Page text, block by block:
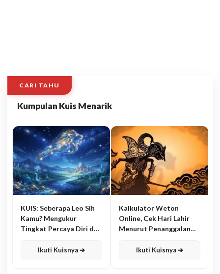
CARI TAHU
Kumpulan Kuis Menarik
KUIS: Seberapa Leo Sih
Kamu? Mengukur
Tingkat Percaya Diri dan
Ikuti Kuisnya ➔
Kalkulator Weton
Online, Cek Hari Lahir
Menurut Penanggalan
Ikuti Kuisnya ➔